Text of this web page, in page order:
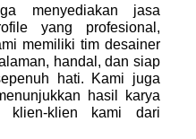
menyediakan jasa
yang profesional,
memiliki tim desainer
handal, dan siap
hati. Kami juga
hasil karya
klien-klien kami dari